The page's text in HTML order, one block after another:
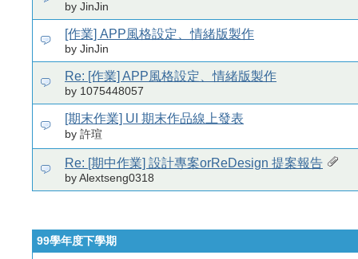
by JinJin
[作業] APP風格設定、情緒版製作
by JinJin
Re: [作業] APP風格設定、情緒版製作
by 1075448057
[期末作業] UI 期末作品線上發表
by 許瑄
Re: [期中作業] 設計專案orReDesign 提案報告
by Alextseng0318
99學年度下學期